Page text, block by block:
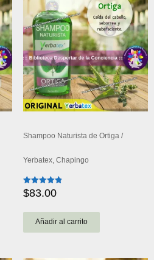
Shampoo Naturista de Ortiga /
Yerbatex, Chapingo
Valorado
con
de 5
$83.00
Añadir al carrito